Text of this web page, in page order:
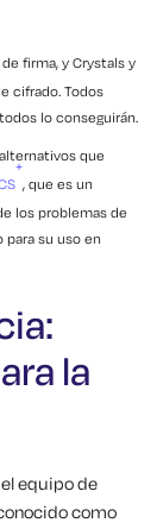
firma, y Crystals y
cifrado. Todos
lo conseguirán.
que
+
, que es un
los problemas de
para su uso en
la
equipo de
como